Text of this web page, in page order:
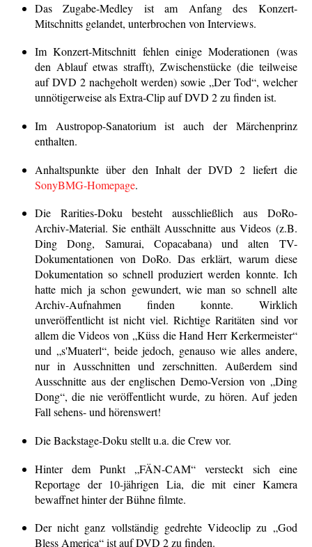
Das Zugabe-Medley ist am Anfang des Konzert-
Mitschnitts gelandet, unterbrochen von Interviews.
Im Konzert-Mitschnitt fehlen einige Moderationen (was
den Ablauf etwas strafft), Zwischenstücke (die teilweise
auf DVD 2 nachgeholt werden) sowie „Der Tod“, welcher
unnötigerweise als Extra-Clip auf DVD 2 zu finden ist.
Im Austropop-Sanatorium ist auch der Märchenprinz
enthalten.
Anhaltspunkte über den Inhalt der DVD 2 liefert die
SonyBMG-Homepage.
Die Rarities-Doku besteht ausschließlich aus DoRo-
Archiv-Material. Sie enthält Ausschnitte aus Videos (z.B.
Ding Dong, Samurai, Copacabana) und alten TV-
Dokumentationen von DoRo. Das erklärt, warum diese
Dokumentation so schnell produziert werden konnte. Ich
hatte mich ja schon gewundert, wie man so schnell alte
Archiv-Aufnahmen finden konnte. Wirklich
unveröffentlicht ist nicht viel. Richtige Raritäten sind vor
allem die Videos von „Küss die Hand Herr Kerkermeister“
und „s'Muaterl“, beide jedoch, genauso wie alles andere,
nur in Ausschnitten und zerschnitten. Außerdem sind
Ausschnitte aus der englischen Demo-Version von „Ding
Dong“, die nie veröffentlicht wurde, zu hören. Auf jeden
Fall sehens- und hörenswert!
Die Backstage-Doku stellt u.a. die Crew vor.
Hinter dem Punkt „FÄN-CAM“ versteckt sich eine
Reportage der 10-jährigen Lia, die mit einer Kamera
bewaffnet hinter der Bühne filmte.
Der nicht ganz vollständig gedrehte Videoclip zu „God
Bless America“ ist auf DVD 2 zu finden.